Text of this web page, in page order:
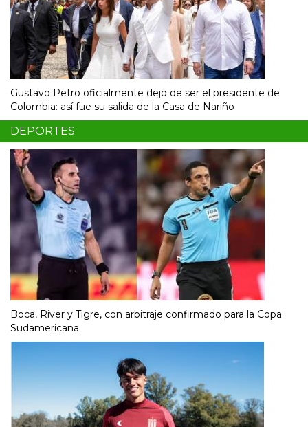
Gustavo Petro oficialmente dejó de ser el presidente de
Colombia: así fue su salida de la Casa de Nariño
DEPORTES
Boca, River y Tigre, con arbitraje confirmado para la Copa
Sudamericana